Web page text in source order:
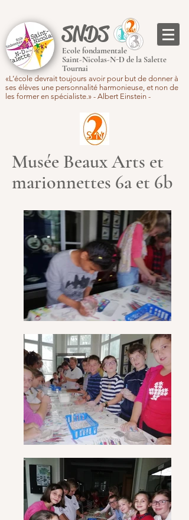
SNDS
Ecole fondamentale
Saint-Nicolas-N-D de la Salette
Tournai
«L’école devrait toujours avoir pour but de donner à
ses élèves une personnalité harmonieuse, et non de
les former en spécialiste.» - Albert Einstein -
Musée Beaux Arts et
marionnettes 6a et 6b